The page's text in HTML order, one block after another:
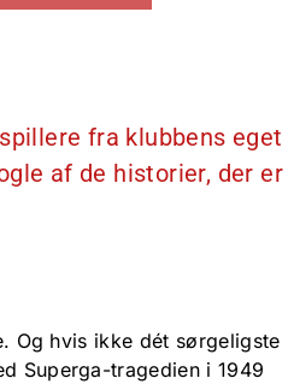
fra klubbens eget
af de historier, der er
Og hvis ikke dét sørgeligste
Superga-tragedien i 1949